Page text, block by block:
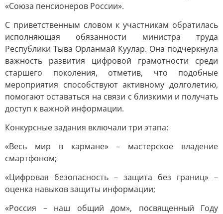
«Союза пенсионеров России».
С приветственным словом к участникам обратилась
исполняющая обязанности министра труда
Республики Тыва Орланмай Куулар. Она подчеркнула
важность развития цифровой грамотности среди
старшего поколения, отметив, что подобные
мероприятия способствуют активному долголетию,
помогают оставаться на связи с близкими и получать
доступ к важной информации.
Конкурсные задания включали три этапа:
«Весь мир в кармане» – мастерское владение
смартфоном;
«Цифровая безопасность – защита без границ» –
оценка навыков защиты информации;
«Россия – наш общий дом», посвященный Году